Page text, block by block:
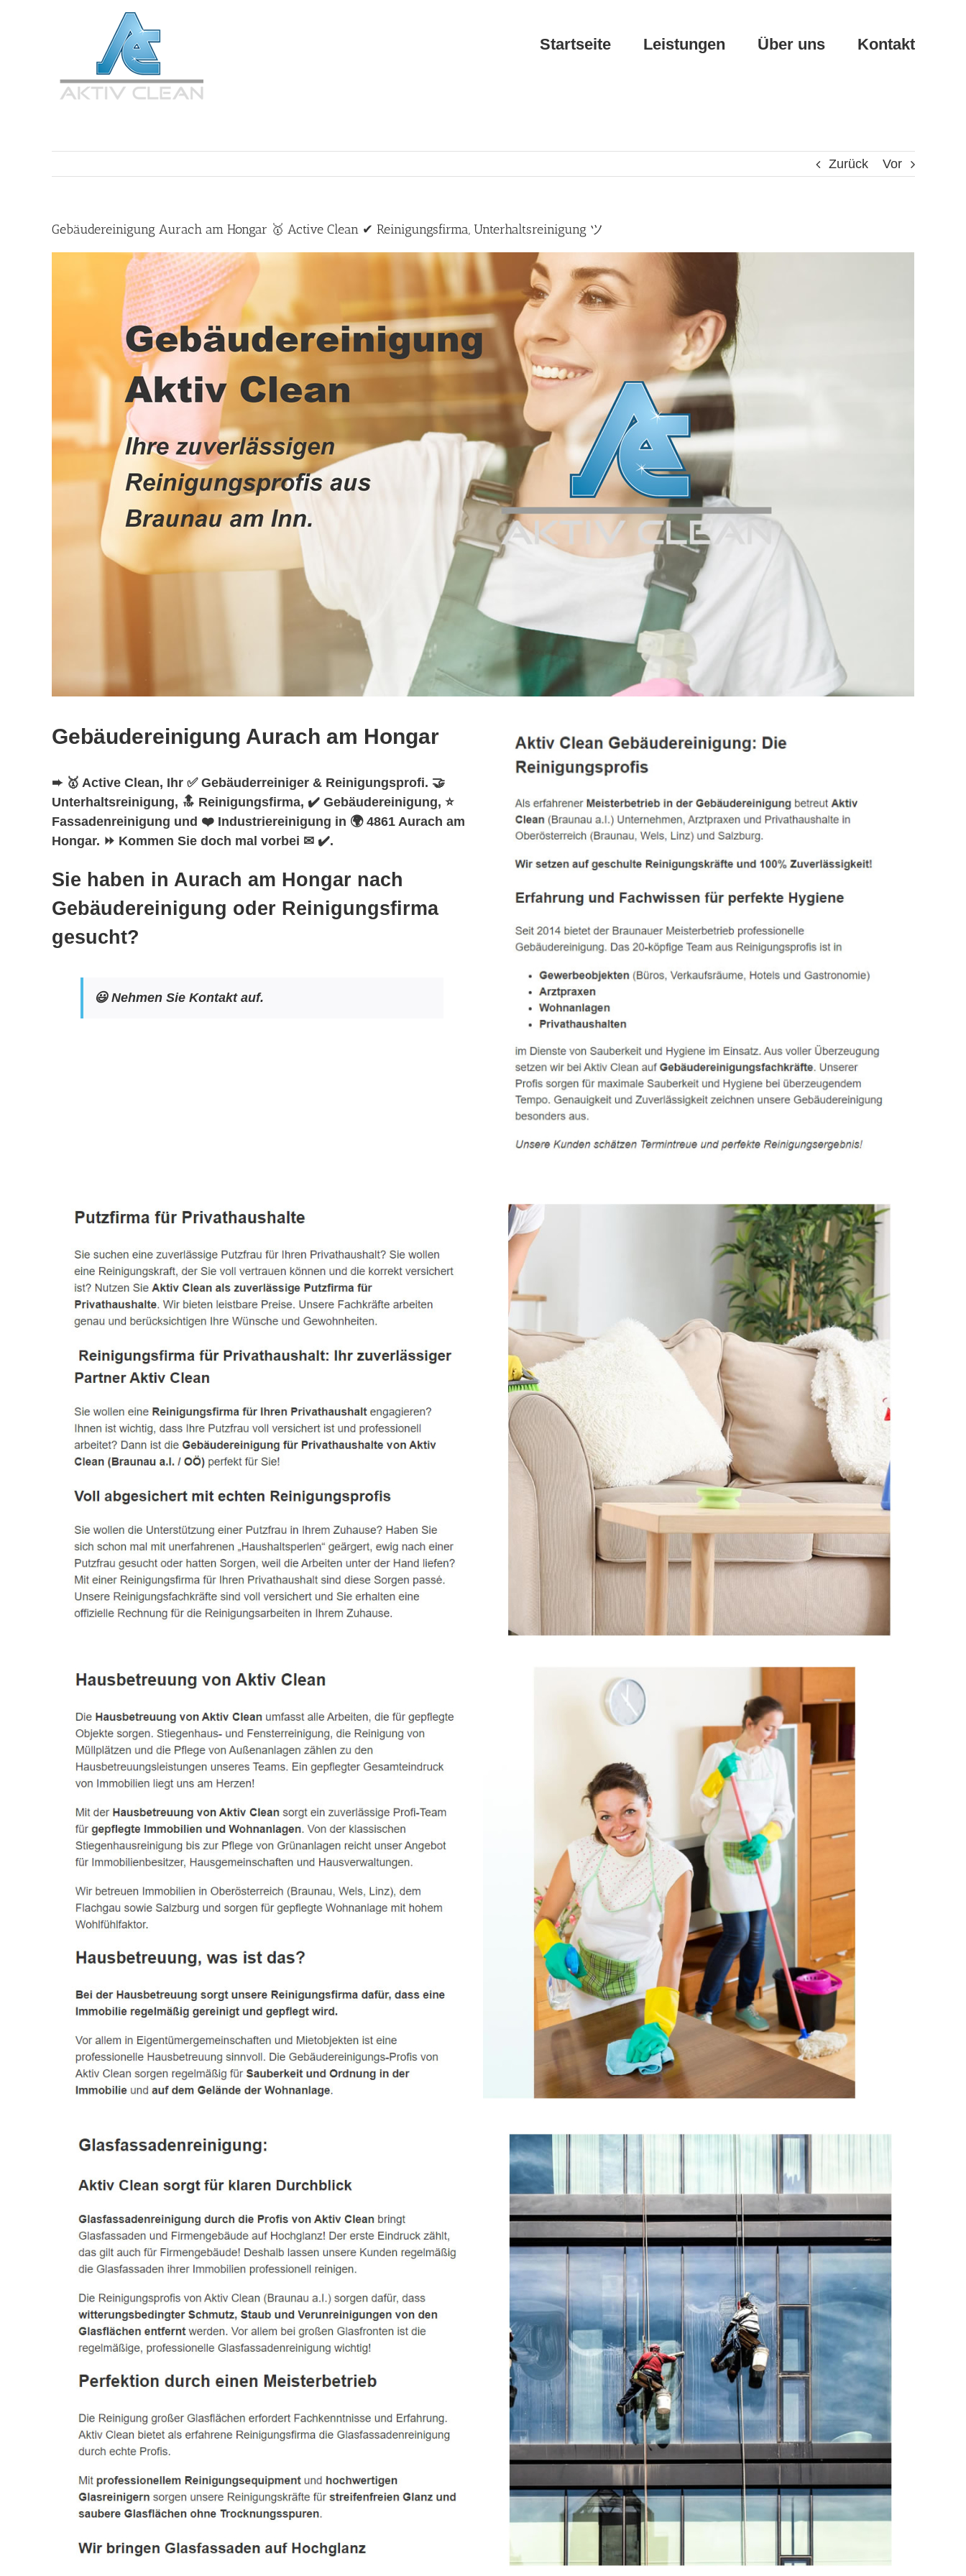
Startseite Leistungen Über uns Kontakt
Zurück Vor
Gebäudereinigung Aurach am Hongar 🥇 Active Clean ✔ Reinigungsfirma, Unterhaltsreinigung ツ
Gebäudereinigung Aurach am Hongar
➨ 🥇 Active Clean, Ihr ✅ Gebäuderreiniger & Reinigungsprofi. 🤝
Unterhaltsreinigung, 🔝 Reinigungsfirma, ✔️ Gebäudereinigung, ⭐
Fassadenreinigung und ❤️ Industriereinigung in 🌍 4861 Aurach am
Hongar. ⏩ Kommen Sie doch mal vorbei ✉ ✔️.
Sie haben in Aurach am Hongar nach
Gebäudereinigung oder Reinigungsfirma
gesucht?
😃 Nehmen Sie Kontakt auf.